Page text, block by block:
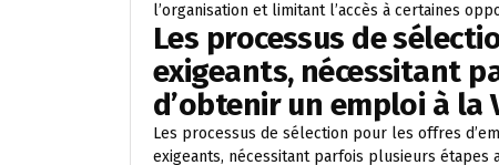
l’organisation et limitant l’accès à certaines
Les processus de
exigeants, nécessitant
d’obtenir un emploi à la
Les processus de sélection pour les offres
exigeants, nécessitant parfois plusieurs étapes